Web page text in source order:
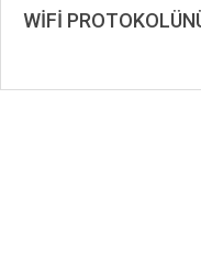
04-
WİFİ